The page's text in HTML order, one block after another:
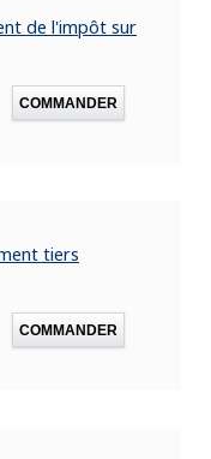
de l'impôt sur
COMMANDER
tiers
COMMANDER